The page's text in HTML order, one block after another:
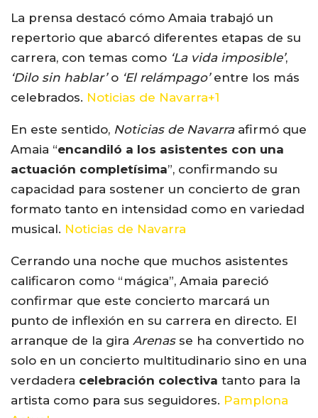
La prensa destacó cómo Amaia trabajó un
repertorio que abarcó diferentes etapas de su
carrera, con temas como ‘La vida imposible’,
‘Dilo sin hablar’o ‘El relámpago’entre los más
celebrados. Noticias de Navarra+1
En este sentido, Noticias de Navarraafirmó que
Amaia “encandiló a los asistentes con una
actuación completísima”, confirmando su
capacidad para sostener un concierto de gran
formato tanto en intensidad como en variedad
musical. Noticias de Navarra
Cerrando una noche que muchos asistentes
calificaron como “mágica”, Amaia pareció
confirmar que este concierto marcará un
punto de inflexión en su carrera en directo. El
arranque de la gira Arenasse ha convertido no
solo en un concierto multitudinario sino en una
verdadera celebración colectiva tanto para la
artista como para sus seguidores. Pamplona